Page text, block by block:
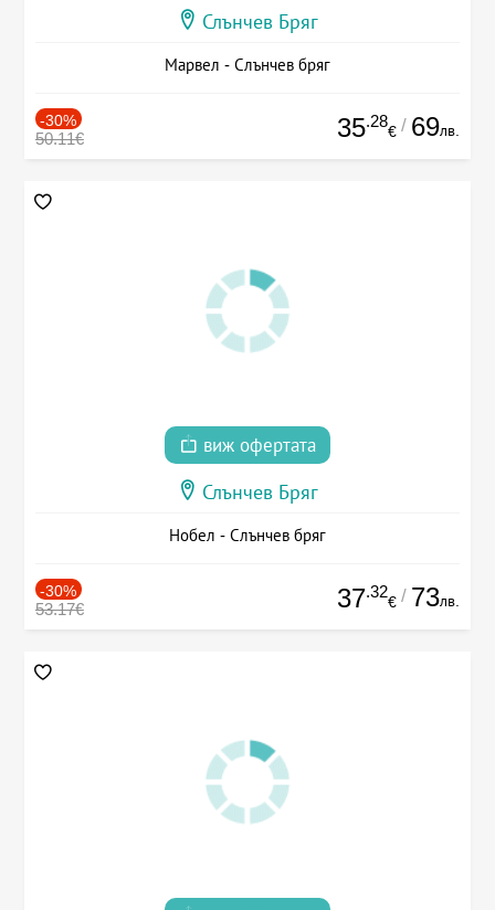
Слънчев Бряг
Марвел - Слънчев бряг
-30%
50.11€ 35.28
€ / 69лв.
виж офертата
Слънчев Бряг
Нобел - Слънчев бряг
-30%
53.17€ 37.32
€ / 73лв.